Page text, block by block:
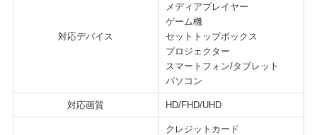
対応デバイス
メディアプレイヤー
ゲーム機
セットトップボックス
プロジェクター
スマートフォン/タブレット
パソコン
対応画質 HD/FHD/UHD
クレジットカード